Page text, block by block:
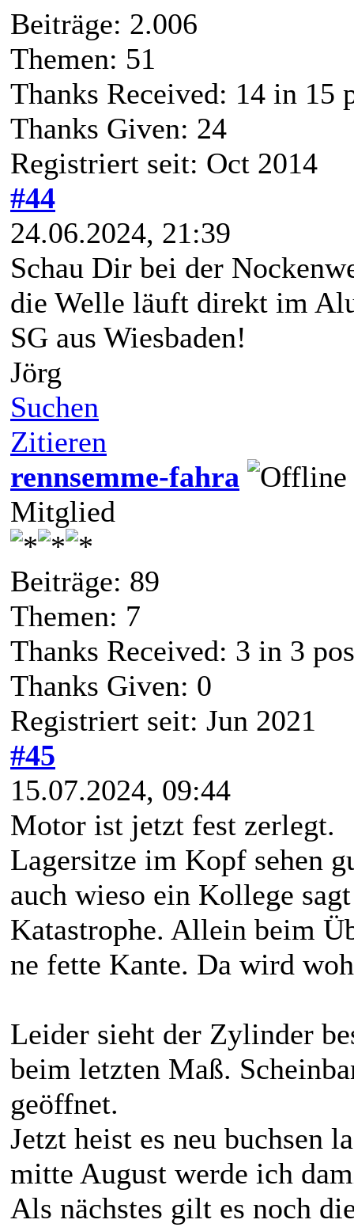
Beiträge: 2.006
Themen: 51
Thanks Received: 14 in 15
Thanks Given: 24
Registriert seit: Oct 2014
#44
24.06.2024, 21:39
Schau Dir bei der
die Welle läuft direkt im
SG aus Wiesbaden!
Jörg
Suchen
Zitieren
rennsemme-fahra
Mitglied
Beiträge: 89
Themen: 7
Thanks Received: 3 in 3
Thanks Given: 0
Registriert seit: Jun 2021
#45
15.07.2024, 09:44
Motor ist jetzt fest zerlegt.
Lagersitze im Kopf sehen
auch wieso ein Kollege
Katastrophe. Allein beim
ne fette Kante. Da wird
Leider sieht der Zylinder
beim letzten Maß.
geöffnet.
Jetzt heist es neu buchsen
mitte August werde ich
Als nächstes gilt es noch